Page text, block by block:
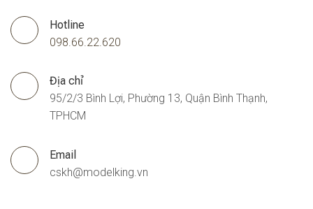
Hotline
098.66.22.620
Địa chỉ
95/2/3 Bình Lợi, Phường 13, Quận Bình Thạnh,
TPHCM
Email
cskh@modelking.vn